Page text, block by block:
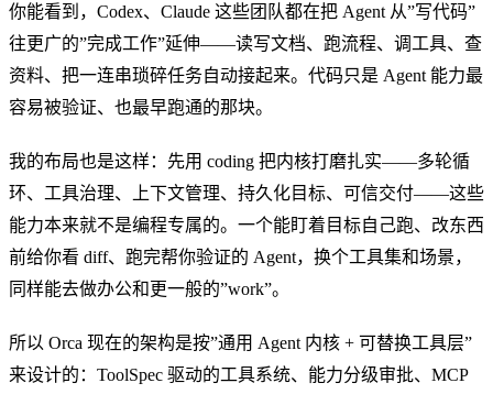
你能看到，Codex、Claude 这些团队都在把 Agent 从”写代码”
往更广的”完成工作”延伸——读写文档、跑流程、调工具、查
资料、把一连串琐碎任务自动接起来。代码只是 Agent 能力最
容易被验证、也最早跑通的那块。
我的布局也是这样：先用 coding 把内核打磨扎实——多轮循
环、工具治理、上下文管理、持久化目标、可信交付——这些
能力本来就不是编程专属的。一个能盯着目标自己跑、改东西
前给你看 diff、跑完帮你验证的 Agent，换个工具集和场景，
同样能去做办公和更一般的”work”。
所以 Orca 现在的架构是按”通用 Agent 内核 + 可替换工具层”
来设计的：ToolSpec 驱动的工具系统、能力分级审批、MCP